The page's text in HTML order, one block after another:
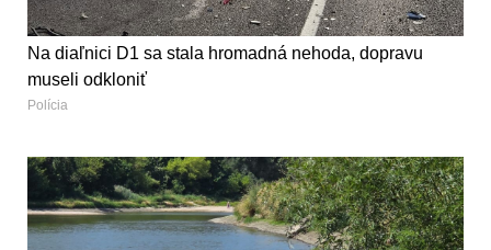
Na diaľnici D1 sa stala hromadná nehoda, dopravu
museli odkloniť
Polícia